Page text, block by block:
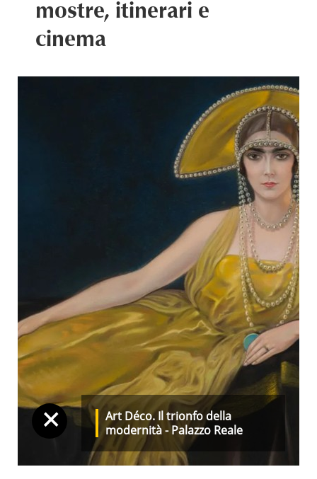
mostre, itinerari e
cinema
+
Art Déco. Il trionfo della
modernità - Palazzo Reale